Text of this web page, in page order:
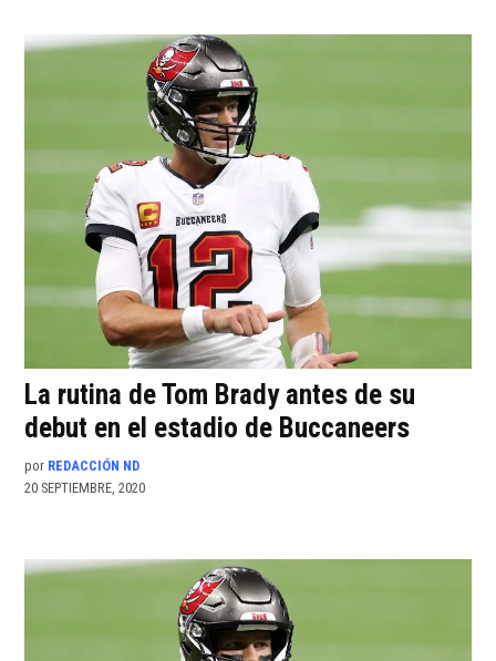
La rutina de Tom Brady antes de su
debut en el estadio de Buccaneers
por REDACCIÓN ND
20 SEPTIEMBRE, 2020